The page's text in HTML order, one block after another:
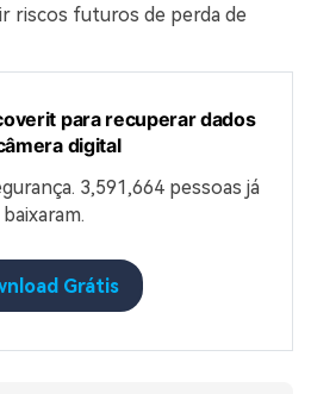
riscos futuros de perda de
para recuperar dados
digital
3,591,664pessoas já
baixaram.
Grátis